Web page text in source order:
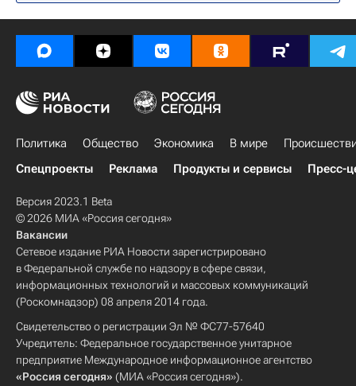
Политика Общество Экономика В мире
Спецпроекты
Реклама Продукты и сервисы Пресс-
Версия 2023.1 Beta
© 2026 МИА «Россия сегодня»
Вакансии
Сетевое издание РИА Новости зарегистрировано
в Федеральной службе по надзору в сфере связи,
информационных технологий и массовых коммуникаций
(Роскомнадзор) 08 апреля 2014 года.
Свидетельство о регистрации Эл № ФС77-57640
Учредитель: Федеральное государственное унитарное
предприятие Международное информационное агентство
«Россия сегодня» (МИА «Россия сегодня»).